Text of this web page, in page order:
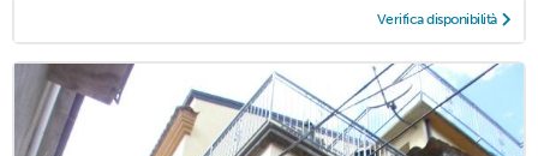
Verifica disponibilità